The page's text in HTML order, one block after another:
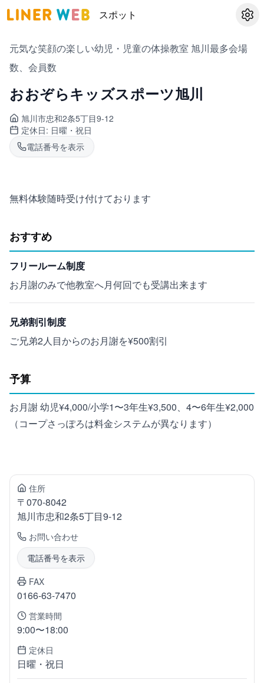
スポット 設定
元気な笑顔の楽しい幼児・児童の体操教室 旭川最多会場
数、会員数
おおぞらキッズスポーツ旭川
旭川市忠和2条5丁目9-12
定休日: 日曜・祝日
電話番号を表示
無料体験随時受け付けております
おすすめ
フリールーム制度
お月謝のみで他教室へ月何回でも受講出来ます
兄弟割引制度
ご兄弟2人目からのお月謝を¥500割引
予算
お月謝 幼児¥4,000/小学1〜3年生¥3,500、4〜6年生¥2,000
（コープさっぽろは料金システムが異なります）
住所
〒070-8042
旭川市忠和2条5丁目9-12
お問い合わせ
電話番号を表示
FAX
0166-63-7470
営業時間
9:00〜18:00
定休日
日曜・祝日